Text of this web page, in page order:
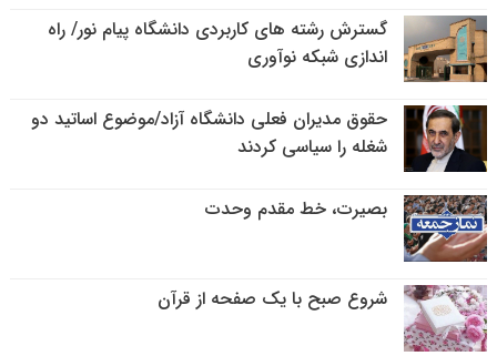
گسترش رشته های کاربردی دانشگاه پیام نور/ راه
اندازی شبکه نوآوری
حقوق مدیران فعلی دانشگاه آزاد/موضوع اساتید دو
شغله را سیاسی کردند
بصیرت، خط مقدم وحدت
شروع صبح با یک صفحه از قرآن